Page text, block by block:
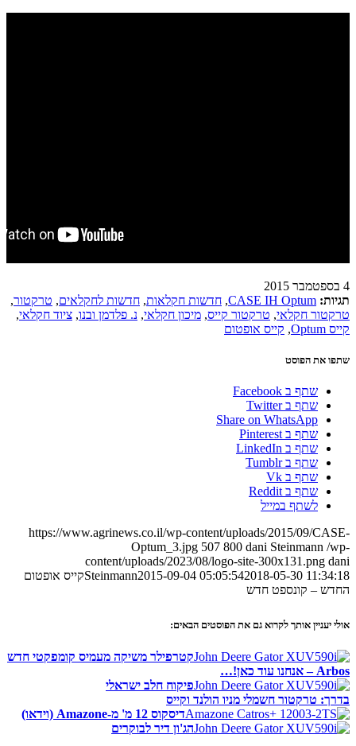
4 בספטמבר 2015
תגיות: CASE IH Optum
, חדשות חקלאות, חדשות לחקלאים, טרקטור,
טרקטור חקלאי, טרקטור קייס, מיכון חקלאי, נ. פלדמן ובנו, ציוד חקלאי,
קייס Optum
, קייס אופטום
שתפו את הפוסט
שתף ב Facebook
שתף ב Twitter
Share on WhatsApp
שתף ב Pinterest
שתף ב LinkedIn
שתף ב Tumblr
שתף ב Vk
שתף ב Reddit
לשתף במייל
https://www.agrinews.co.il/wp-content/uploads/2015/09/CASE-
Optum_3.jpg 507 800 dani Steinmann /wp-
content/uploads/2023/08/logo-site-300x131.png dani
Steinmann2015-09-04 05:05:542018-05-30 11:34:18
קייס אופטום
החדש – קונספט חדש
אולי יעניין אותך לקרוא גם את הפוסטים הבאים:
קטרפילר משיקה מעמיס קומפקטי חדש
Arbos – אנחנו עוד כאן!…
פיקוח חלב ישראלי
בדרך: טרקטור חשמלי מניו הולנד וקייס
דיסקוס 12 מ' מ-Amazone (וידאו)
הג'ון דיר לבוקרים